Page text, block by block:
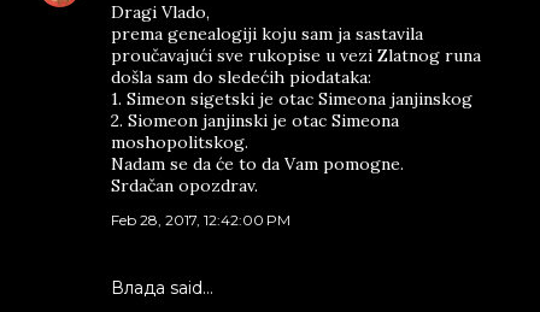
Dragi Vlado,
prema genealogiji koju sam ja sastavila
proučavajući sve rukopise u vezi Zlatnog runa
došla sam do sledećih piodataka:
1. Simeon sigetski je otac Simeona janjinskog
2. Siomeon janjinski je otac Simeona
moshopolitskog.
Nadam se da će to da Vam pomogne.
Srdačan opozdrav.
Feb 28, 2017, 12:42:00 PM
Влада said…